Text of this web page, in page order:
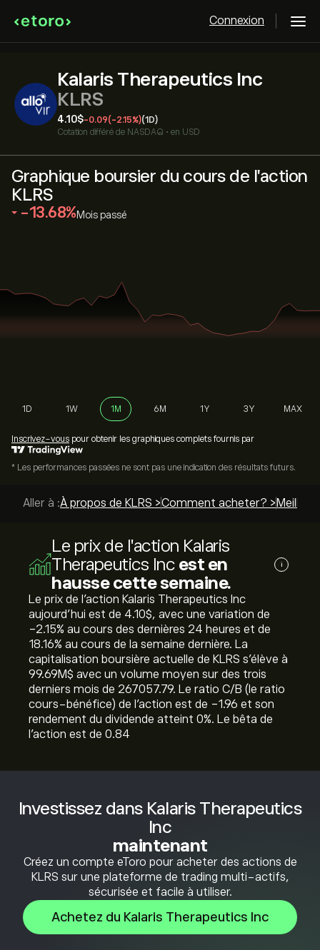
Connexion
Kalaris Therapeutics Inc
KLRS
4.10‎$‎-0.09(-2.15%)(1D)
Cotation différé de NASDAQ • en USD
Investissez dans Kalaris Therapeutics
Inc
maintenant
Créez un compte eToro pour acheter des actions de
KLRS sur une plateforme de trading multi-actifs,
sécurisée et facile à utiliser.
Achetez du Kalaris Therapeutics Inc
Graphique boursier du cours de l'action
KLRS
‎-13.68‎ Mois passé
1D 1W 1M 6M 1Y 3Y MAX
Inscrivez-vous pour obtenir les graphiques complets fournis par
* Les performances passées ne sont pas une indication des résultats futurs.
Aller à :À propos de KLRS >Comment acheter? >
Le prix de l'action Kalaris
Therapeutics Inc est en
hausse cette semaine.
i
Le prix de l'action Kalaris Therapeutics Inc
aujourd'hui est de 4.10‎$‎, avec une variation de
‎-2.15‎% au cours des dernières 24 heures et de
‎18.16‎% au cours de la semaine dernière. La
capitalisation boursière actuelle de KLRS s'élève à
99.69M‎$‎ avec un volume moyen sur des trois
derniers mois de 267057.79. Le ratio C/B (le ratio
cours-bénéfice) de l'action est de -1.96 et son
rendement du dividende atteint 0%. Le bêta de
l'action est de 0.84